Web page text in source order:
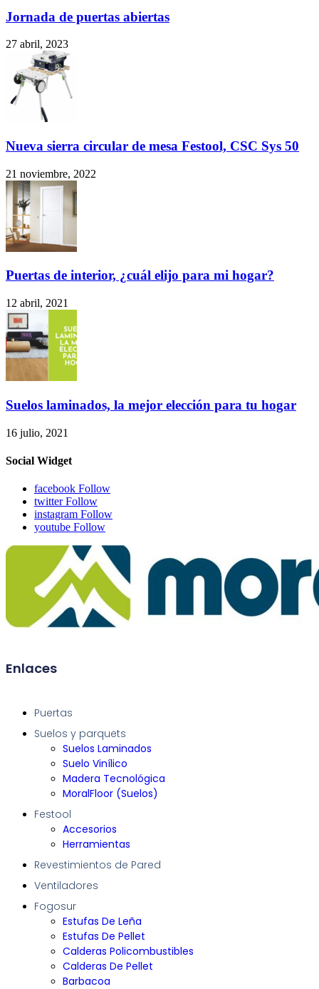
Jornada de puertas abiertas
27 abril, 2023
Nueva sierra circular de mesa Festool, CSC Sys 50
21 noviembre, 2022
Puertas de interior, ¿cuál elijo para mi hogar?
12 abril, 2021
Suelos laminados, la mejor elección para tu hogar
16 julio, 2021
Social Widget
facebook Follow
twitter Follow
instagram Follow
youtube Follow
Enlaces
Puertas
Suelos y parquets
Suelos Laminados
Suelo Vinílico
Madera Tecnológica
MoralFloor (Suelos)
Festool
Accesorios
Herramientas
Revestimientos de Pared
Ventiladores
Fogosur
Estufas De Leña
Estufas De Pellet
Calderas Policombustibles
Calderas De Pellet
Barbacoa